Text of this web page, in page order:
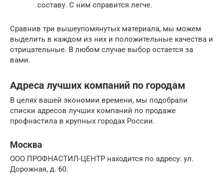
составу. С ним справится легче.
Сравнив три вышеупомянутых материала, мы можем
выделить в каждом из них и положительные качества и
отрицательные. В любом случае выбор остается за
вами.
Адреса лучших компаний по городам
В целях вашей экономии времени, мы подобрали
списки адресов лучших компаний по продаже
профнастила в крупных городах России.
Москва
ООО ПРОФНАСТИЛ-ЦЕНТР находится по адресу: ул.
Дорожная, д. 60.